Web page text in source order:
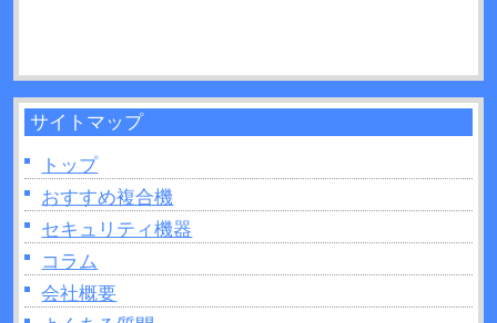
サイトマップ
トップ
おすすめ複合機
セキュリティ機器
コラム
会社概要